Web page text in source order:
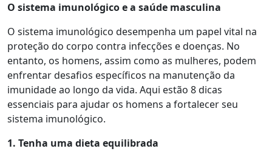
O sistema imunológico e a saúde masculina
O sistema imunológico desempenha um papel vital na
proteção do corpo contra infecções e doenças. No
entanto, os homens, assim como as mulheres, podem
enfrentar desafios específicos na manutenção da
imunidade ao longo da vida. Aqui estão 8 dicas
essenciais para ajudar os homens a fortalecer seu
sistema imunológico.
1. Tenha uma dieta equilibrada